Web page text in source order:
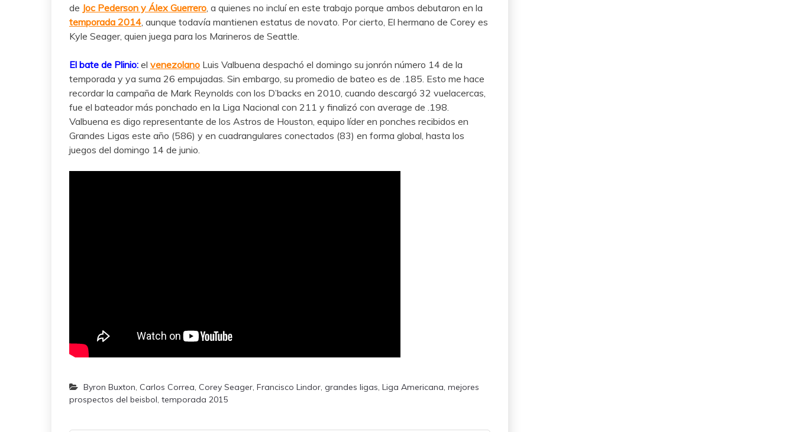
de Joc Pederson y Álex Guerrero, a quienes no incluí en este trabajo porque ambos debutaron en la
temporada 2014, aunque todavía mantienen estatus de novato. Por cierto, El hermano de Corey es
Kyle Seager, quien juega para los Marineros de Seattle.
El bate de Plinio: el venezolano Luis Valbuena despachó el domingo su jonrón número 14 de la
temporada y ya suma 26 empujadas. Sin embargo, su promedio de bateo es de .185. Esto me hace
recordar la campaña de Mark Reynolds con los D’backs en 2010, cuando descargó 32 vuelacercas,
fue el bateador más ponchado en la Liga Nacional con 211 y finalizó con average de .198.
Valbuena es digo representante de los Astros de Houston, equipo líder en ponches recibidos en
Grandes Ligas este año (586) y en cuadrangulares conectados (83) en forma global, hasta los
juegos del domingo 14 de junio.
Byron Buxton, Carlos Correa, Corey Seager, Francisco Lindor, grandes ligas, Liga Americana, mejores
prospectos del beisbol, temporada 2015